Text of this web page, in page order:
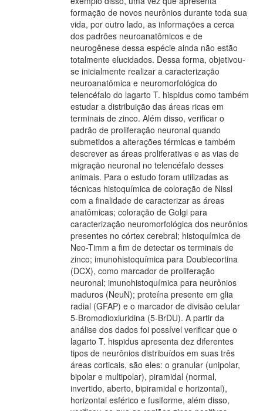
formação de novos neurônios durante toda sua
vida, por outro lado, as informações a cerca
dos padrões neuroanatômicos e de
neurogênese dessa espécie ainda não estão
totalmente elucidados. Dessa forma, objetivou-
se inicialmente realizar a caracterização
neuroanatômica e neuromorfológica do
telencéfalo do lagarto T. hispidus como também
estudar a distribuição das áreas ricas em
terminais de zinco. Além disso, verificar o
padrão de proliferação neuronal quando
submetidos a alterações térmicas e também
descrever as áreas proliferativas e as vias de
migração neuronal no telencéfalo desses
animais. Para o estudo foram utilizadas as
técnicas histoquímica de coloração de Nissl
com a finalidade de caracterizar as áreas
anatômicas; coloração de Golgi para
caracterização neuromorfológica dos neurônios
presentes no córtex cerebral; histoquímica de
Neo-Timm a fim de detectar os terminais de
zinco; imunohistoquímica para Doublecortina
(DCX), como marcador de proliferação
neuronal; imunohistoquímica para neurônios
maduros (NeuN); proteína presente em glia
radial (GFAP) e o marcador de divisão celular
5-Bromodioxiuridina (5-BrDU). A partir da
análise dos dados foi possível verificar que o
lagarto T. hispidus apresenta dez diferentes
tipos de neurônios distribuídos em suas três
áreas corticais, são eles: o granular (unipolar,
bipolar e multipolar), piramidal (normal,
invertido, aberto, bipiramidal e horizontal),
horizontal esférico e fusiforme, além disso,